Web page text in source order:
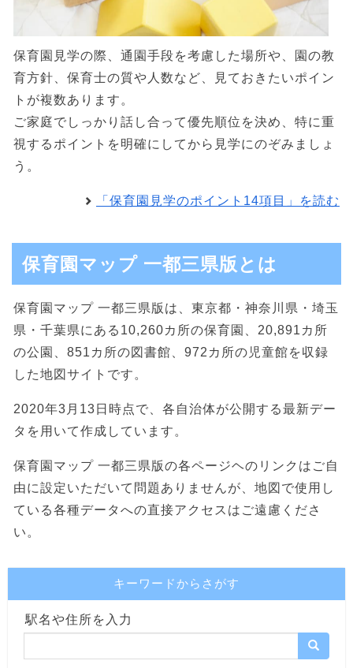
保育園見学の際、通園手段を考慮した場所や、園の教
育方針、保育士の質や人数など、見ておきたいポイン
トが複数あります。
ご家庭でしっかり話し合って優先順位を決め、特に重
視するポイントを明確にしてから見学にのぞみましょ
う。
「保育園見学のポイント14項目」を読む
保育園マップ 一都三県版とは
保育園マップ 一都三県版は、東京都・神奈川県・埼玉
県・千葉県にある10,260カ所の保育園、20,891カ所
の公園、851カ所の図書館、972カ所の児童館を収録
した地図サイトです。
2020年3月13日時点で、各自治体が公開する最新デー
タを用いて作成しています。
保育園マップ 一都三県版の各ページヘのリンクはご自
由に設定いただいて問題ありませんが、地図で使用し
ている各種データへの直接アクセスはご遠慮くださ
い。
キーワードからさがす
駅名や住所を入力